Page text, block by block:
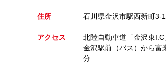
住所 石川県金沢市駅西新町3-
アクセス
北陸自動車道「金沢東
金沢駅前（バス）から富
分